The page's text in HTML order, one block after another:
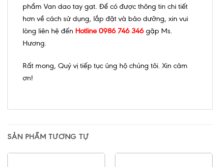
phẩm Van dao tay gạt. Để có được thông tin chi tiết
hơn về cách sử dụng, lắp đặt và bảo dưỡng, xin vui
lòng liên hệ đến Hotline 0986 746 346 gặp Ms.
Hương.
Rất mong, Quý vị tiếp tục ủng hộ chúng tôi. Xin cảm
ơn!
SẢN PHẨM TƯƠNG TỰ